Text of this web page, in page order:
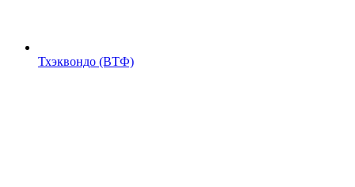
Тхэквондо (ВТФ)